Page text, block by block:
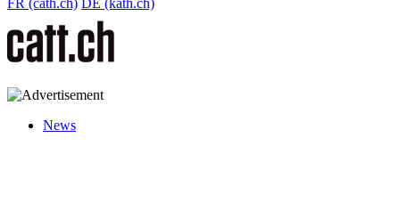
FR (cath.ch) DE (kath.ch)
News